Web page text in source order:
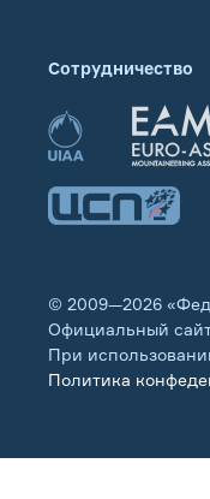
Сотрудничество
© 2009—2026
Официальный
При
Политика